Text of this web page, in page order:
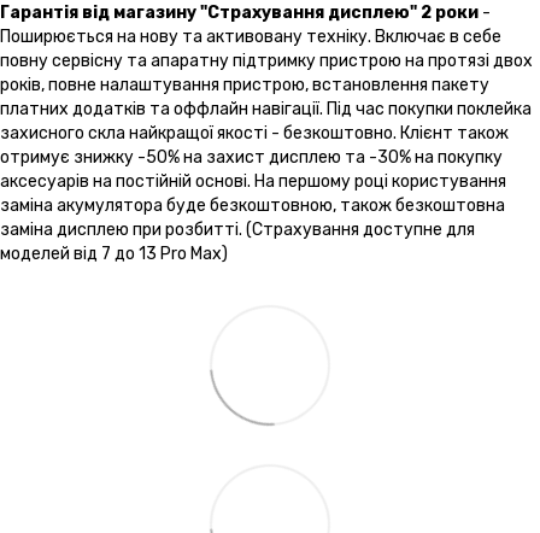
Гарантія від магазину "Страхування дисплею" 2 роки -
Поширюється на нову та активовану техніку. Включає в себе
повну сервісну та апаратну підтримку пристрою на протязі двох
років, повне налаштування пристрою, встановлення пакету
платних додатків та оффлайн навігації. Під час покупки поклейка
захисного скла найкращої якості - безкоштовно. Клієнт також
отримує знижку -50% на захист дисплею та -30% на покупку
аксесуарів на постійній основі. На першому році користування
заміна акумулятора буде безкоштовною, також безкоштовна
заміна дисплею при розбитті. (Страхування доступне для
моделей від 7 до 13 Pro Max)